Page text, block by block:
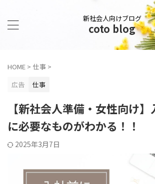
新社会人向けブログ
coto blog
HOME > 仕事 >
広告
仕事
【新社会人準備・女性向け
に必要なものがわかる！！
2025年3月7日